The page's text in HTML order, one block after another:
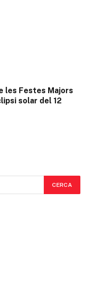
les Festes Majors
solar del 12